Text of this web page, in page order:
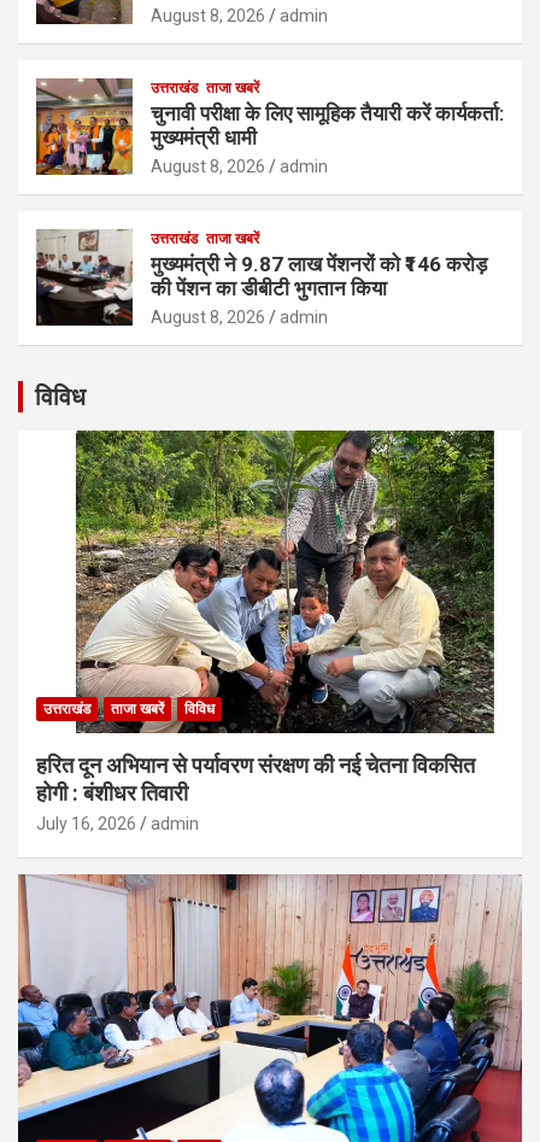
August 8, 2026 admin
उत्तराखंड ताजा खबरें
चुनावी परीक्षा के लिए सामूहिक तैयारी करें कार्यकर्ता:
मुख्यमंत्री धामी
August 8, 2026 admin
उत्तराखंड ताजा खबरें
मुख्यमंत्री ने 9.87 लाख पेंशनरों को ₹146 करोड़
की पेंशन का डीबीटी भुगतान किया
August 8, 2026 admin
विविध
उत्तराखंड ताजा खबरें विविध
हरित दून अभियान से पर्यावरण संरक्षण की नई चेतना विकसित
होगी : बंशीधर तिवारी
July 16, 2026 admin